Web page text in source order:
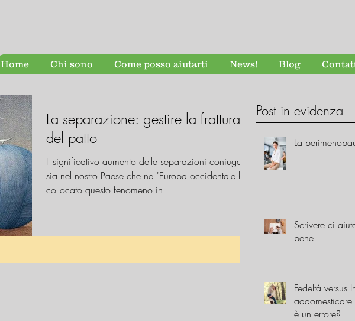
Home Chi sono Come posso aiutarti News! Blog
La separazione: gestire la frattura
del patto
Il significativo aumento delle separazioni coniugali
sia nel nostro Paese che nell'Europa occidentale ha
collocato questo fenomeno in...
Post in evidenza
La
Scrivere ci
bene
Fedeltà versus
addomesticare
è un errore?